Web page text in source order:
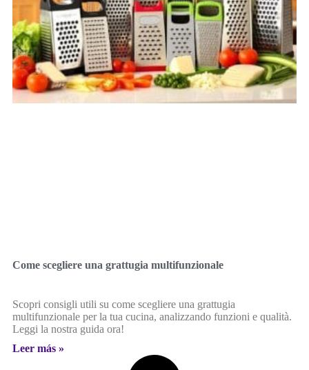
Come scegliere una grattugia multifunzionale
Scopri consigli utili su come scegliere una grattugia
multifunzionale per la tua cucina, analizzando funzioni e qualità.
Leggi la nostra guida ora!
Leer más »